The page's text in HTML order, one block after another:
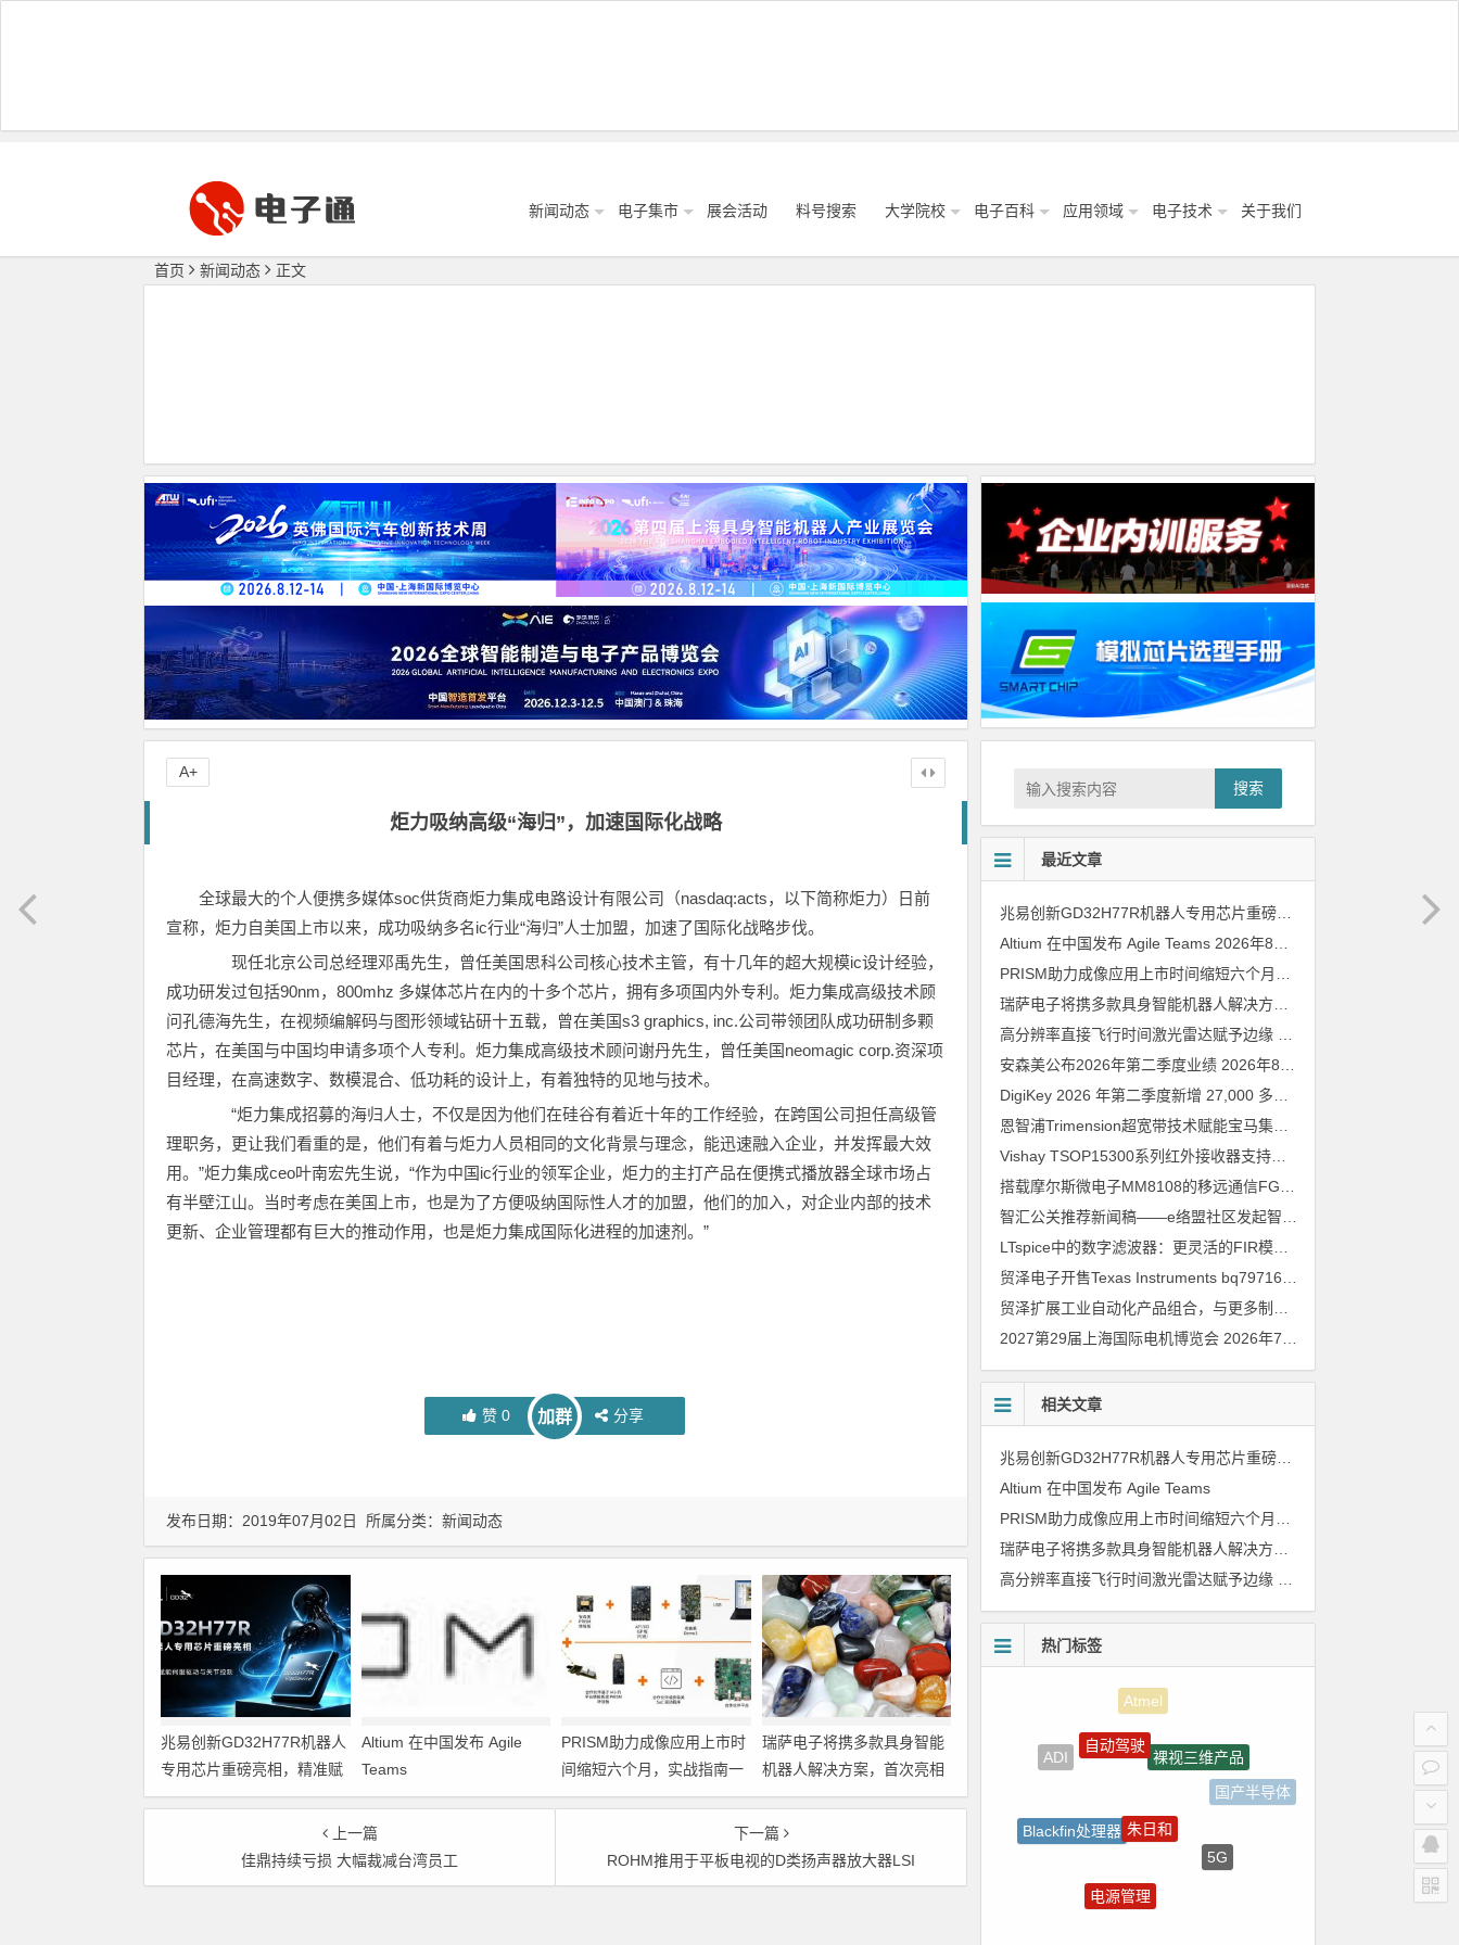
新闻动态 电子集市 展会活动 料号搜索 大学院校 电子百科 应用领域 电子技术 关于我们
首页 新闻动态 正文
炬力吸纳高级“海归”，加速国际化战略
全球最大的个人便携多媒体soc供货商炬力集成电路设计有限公司（nasdaq:acts，以下简称炬力）日前
宣称，炬力自美国上市以来，成功吸纳多名ic行业“海归”人士加盟，加速了国际化战略步伐。
现任北京公司总经理邓禹先生，曾任美国思科公司核心技术主管，有十几年的超大规模ic设计经验，
成功研发过包括90nm，800mhz 多媒体芯片在内的十多个芯片，拥有多项国内外专利。炬力集成高级技术顾
问孔德海先生，在视频编解码与图形领域钻研十五载，曾在美国s3 graphics, inc.公司带领团队成功研制多颗
芯片，在美国与中国均申请多项个人专利。炬力集成高级技术顾问谢丹先生，曾任美国neomagic corp.资深项
目经理，在高速数字、数模混合、低功耗的设计上，有着独特的见地与技术。
“炬力集成招募的海归人士，不仅是因为他们在硅谷有着近十年的工作经验，在跨国公司担任高级管
理职务，更让我们看重的是，他们有着与炬力人员相同的文化背景与理念，能迅速融入企业，并发挥最大效
用。”炬力集成ceo叶南宏先生说，“作为中国ic行业的领军企业，炬力的主打产品在便携式播放器全球市场占
有半壁江山。当时考虑在美国上市，也是为了方便吸纳国际性人才的加盟，他们的加入，对企业内部的技术
更新、企业管理都有巨大的推动作用，也是炬力集成国际化进程的加速剂。”
赞0 加群 分享
A+
发布日期：2019年07月02日 所属分类： 新闻动态
兆易创新GD32H77R机器人
专用芯片重磅亮相，精准赋
能伺服驱动与关节控制
Altium 在中国发布 Agile
Teams
PRISM助力成像应用上市时
间缩短六个月，实战指南一
文解读
瑞萨电子将携多款具身智能
机器人解决方案，首次亮相
2026中国具身智能机器人产
业大会
上一篇
佳鼎持续亏损 大幅裁减台湾员工
下一篇
ROHM推用于平板电视的D类扬声器放大器LSI
搜索
最近文章
兆易创新GD32H77R机器人专用芯片重磅亮相，精准赋能伺服驱动与关节控制
Altium 在中国发布 Agile Teams 2026年8月6日
安森美公布2026年第二季度业绩 2026年8月6日
恩智浦Trimension超宽带技术赋能宝马集团Digital Key Plus及生命体存在检测功能
Vishay TSOP15300系列红外接收器支持所有主流遥控代码
LTspice中的数字滤波器：更灵活的FIR模型
2027第29届上海国际电机博览会 2026年7月30日
相关文章
兆易创新GD32H77R机器人专用芯片重磅亮相，精准赋能伺服驱动与关节控制
Altium 在中国发布 Agile Teams
热门标签
ADI
国产半导体
树莓派-Raspberry Pi
电源管理